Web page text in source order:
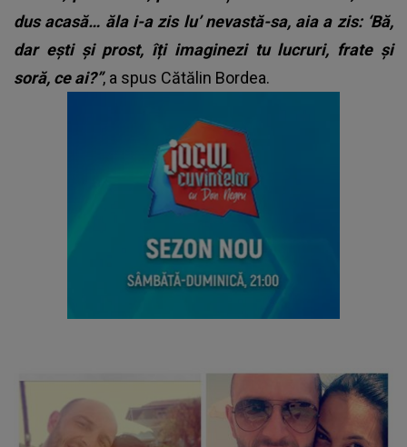
dus acasă… ăla i-a zis lu’ nevastă-sa, aia a zis: ‘Bă,
dar ești și prost, îți imaginezi tu lucruri, frate și
soră, ce ai?”, a spus Cătălin Bordea.